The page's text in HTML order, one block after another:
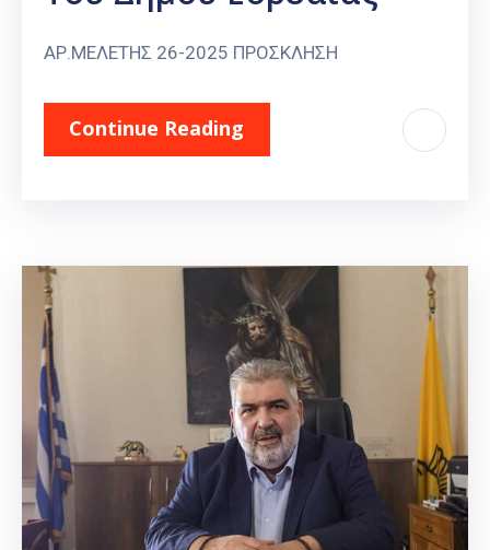
ΑΡ.ΜΕΛΕΤΗΣ 26-2025 ΠΡΟΣΚΛΗΣΗ
Continue Reading